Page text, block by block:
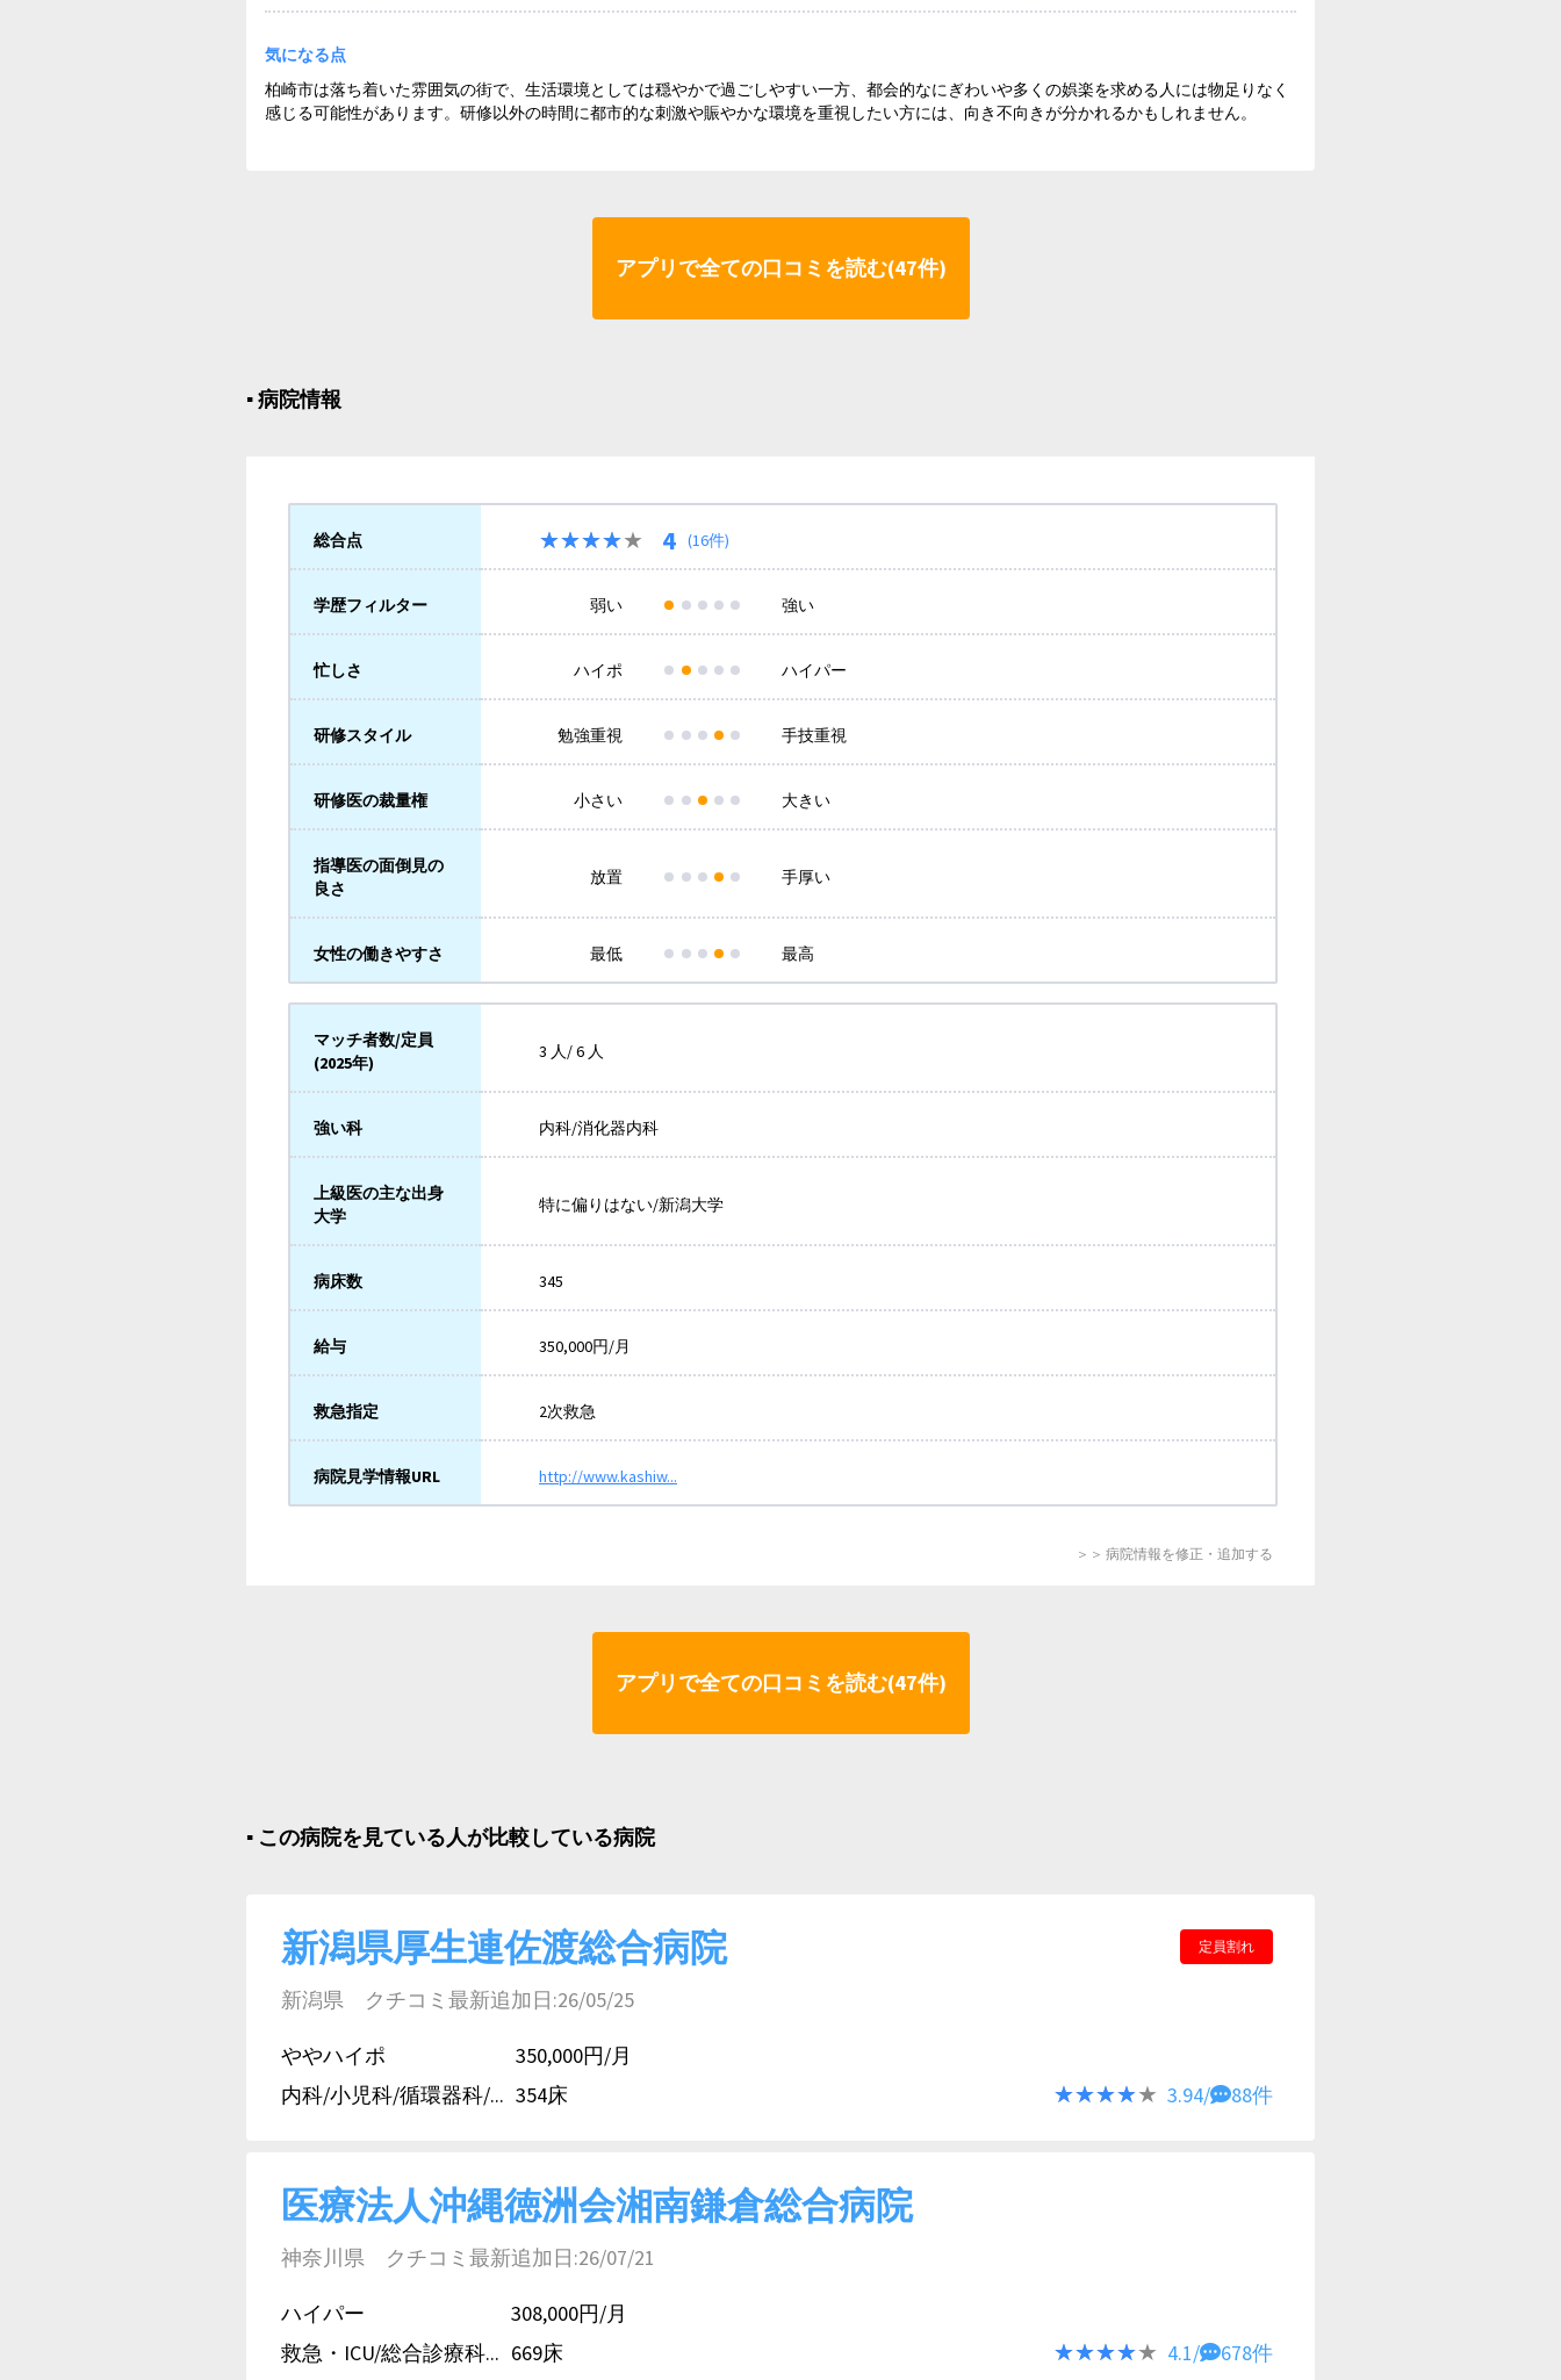
気になる点
柏崎市は落ち着いた雰囲気の街で、生活環境としては穏やかで過ごしやすい一方、都会的なにぎわいや多くの娯楽を求める人には物足りなく
感じる可能性があります。研修以外の時間に都市的な刺激や賑やかな環境を重視したい方には、向き不向きが分かれるかもしれません。
アプリで全ての口コミを読む(47件)
▪︎ 病院情報
総合点 ★★★★★
★★★★★ 4 (16件)
学歴フィルター 弱い 強い
忙しさ ハイポ ハイパー
研修スタイル 勉強重視 手技重視
研修医の裁量権 小さい 大きい
指導医の面倒見の
良さ
放置 手厚い
女性の働きやすさ 最低 最高
マッチ者数/定員
(2025年)
3 人/ 6 人
強い科 内科/消化器内科
上級医の主な出身
大学
特に偏りはない/新潟大学
病床数 345
給与 350,000円/月
救急指定 2次救急
病院見学情報URL http://www.kashiw...
＞＞ 病院情報を修正・追加する
アプリで全ての口コミを読む(47件)
▪︎ この病院を見ている人が比較している病院
新潟県厚生連佐渡総合病院
新潟県 クチコミ最新追加日:26/05/25
★★★★★
★★★★★ 3.94/ 88件
ややハイポ
内科/小児科/循環器科/...
350,000円/月
354床
定員割れ
医療法人沖縄徳洲会湘南鎌倉総合病院
神奈川県 クチコミ最新追加日:26/07/21
★★★★★
★★★★★ 4.1/ 678件
ハイパー
救急・ICU/総合診療科...
308,000円/月
669床